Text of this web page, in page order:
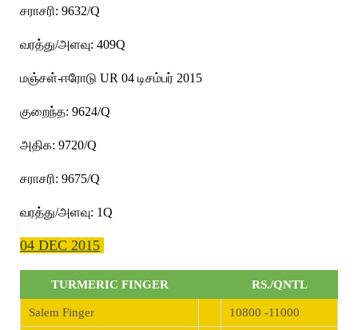
சராசரி: 9632/Q
வரத்து/அளவு: 409Q
மஞ்சள்-ஈரோடு UR 04 டிசம்பர் 2015
குறைந்த: 9624/Q
அதிக: 9720/Q
சராசரி: 9675/Q
வரத்து/அளவு: 1Q
04 DEC 2015
TURMERIC FINGER RS./QNTL
Salem Finger 10800 -11000